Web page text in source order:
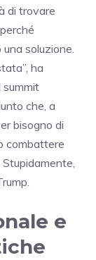
di trovare
soluzione.
ha
summit
che, a
bisogno di
combattere
Stupidamente,
e